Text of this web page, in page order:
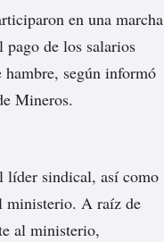
en una marcha
de los salarios
según informó
Mineros.
líder sindical, así como
ministerio. A raíz de
al ministerio,